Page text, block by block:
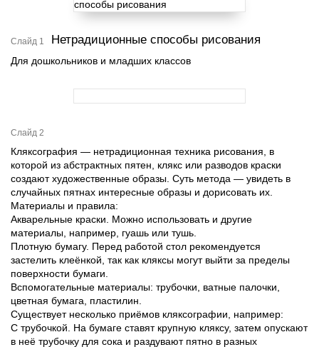
Слайд 1 Нетрадиционные способы рисования
Для дошкольников и младших классов
Слайд 2
Кляксография — нетрадиционная техника рисования, в
которой из абстрактных пятен, клякс или разводов краски
создают художественные образы. Суть метода — увидеть в
случайных пятнах интересные образы и дорисовать их.
Материалы и правила:
Акварельные краски. Можно использовать и другие
материалы, например, гуашь или тушь.
Плотную бумагу. Перед работой стол рекомендуется
застелить клеёнкой, так как кляксы могут выйти за пределы
поверхности бумаги.
Вспомогательные материалы: трубочки, ватные палочки,
цветная бумага, пластилин.
Существует несколько приёмов кляксографии, например:
С трубочкой. На бумаге ставят крупную кляксу, затем опускают
в неё трубочку для сока и раздувают пятно в разных